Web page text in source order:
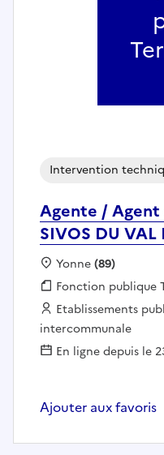
Agente /
SIVOS DU
Intervention
Localisation :
Yonne(89)
Fonction publique :
Fonction publique
Employeur :
Etablissements
intercommunale
En ligne depuis le
Ajouter aux favoris